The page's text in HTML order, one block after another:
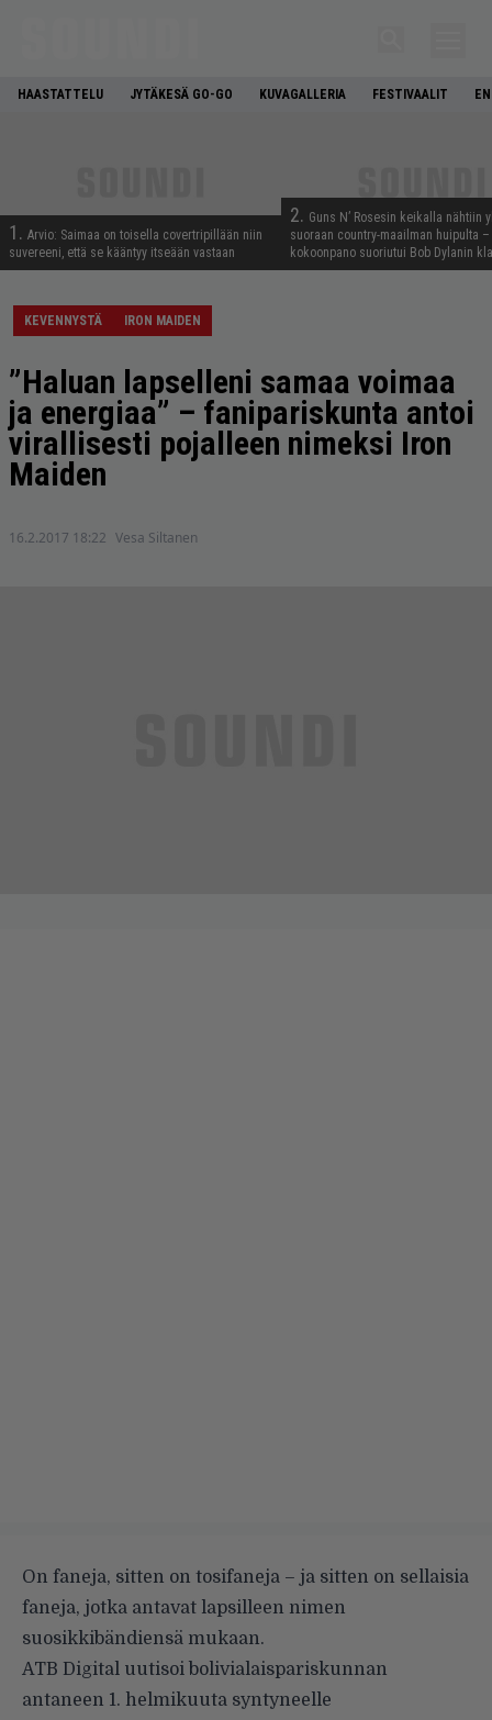
HAASTATTELU JYTÄKESÄ GO-GO KUVAGALLERIA FESTIVAALIT
1. Arvio: Saimaa on toisella covertripillään niin
suvereeni, että se kääntyy itseään vastaan
2. Guns N’ Rosesin keikalla nähtiin
suoraan country-maailman huipulta
kokoonpano suoriutui Bob Dylanin
KEVENNYSTÄ IRON MAIDEN
”Haluan lapselleni samaa voimaa
ja energiaa” – fanipariskunta antoi
virallisesti pojalleen nimeksi Iron
Maiden
16.2.2017 18:22 Vesa Siltanen
On faneja, sitten on tosifaneja – ja sitten on sellaisia
faneja, jotka antavat lapsilleen nimen
suosikkibändiensä mukaan.
ATB Digital uutisoi bolivialaispariskunnan
antaneen 1. helmikuuta syntyneelle